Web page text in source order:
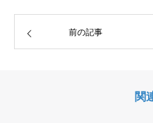
前の記事
関